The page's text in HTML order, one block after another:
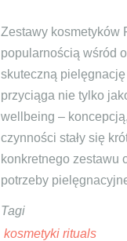
Zestawy kosmetyków
popularnością wśród
skuteczną
przyciąga nie tylko
wellbeing –
czynności stały się
konkretnego zestawu
potrzeby
Tagi
kosmetyki rituals